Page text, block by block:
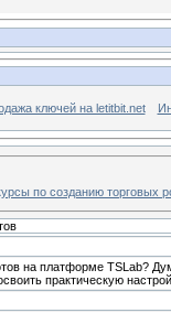
ключей на letitbit.net
по созданию торговых
на платформе TSLab?
практическую